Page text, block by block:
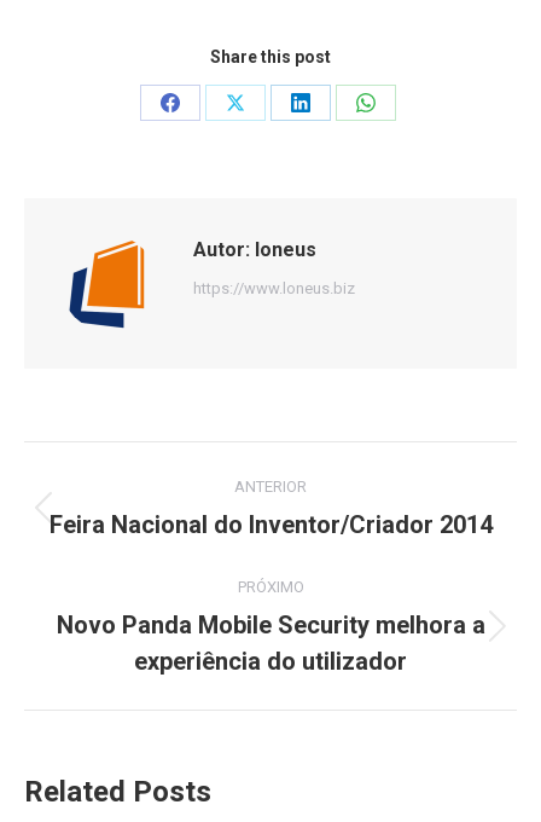
Share this post
Share
Share
Share
Share
Autor: loneus
https://www.loneus.biz
de
ANTERIOR
Post
Feira Nacional do Inventor/Criador 2014
PRÓXIMO
Próximo
post:
Novo Panda Mobile Security melhora a
experiência do utilizador
Related Posts